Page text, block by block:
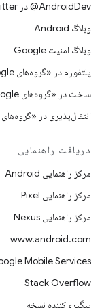
AndroidDev@ در Twitter
وبلاگ Android
وبلاگ امنیت Google
پلتفورم در «گروه‌های Google»
ساخت در «گروه‌های Google»
انتقال‌پذیری در «گروه‌های Google»
دریافت راهنمایی
مرکز راهنمایی Android
مرکز راهنمایی Pixel
مرکز راهنمایی Nexus
www.android.com
Mobile Services
Stack Overflow
پیگیری‌کننده نسخه